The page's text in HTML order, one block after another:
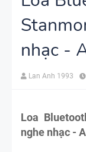
nhạc -
Lan Anh 1993
Loa
nghe nhạc -